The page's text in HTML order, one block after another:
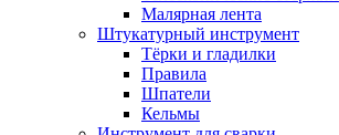
Малярная лента
Штукатурный инструмент
Тёрки и гладилки
Правила
Шпатели
Кельмы